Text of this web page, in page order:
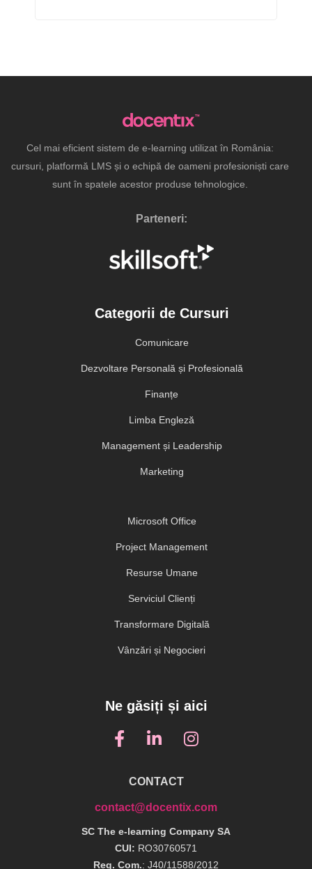
Cel mai eficient sistem de e-learning utilizat în România:
cursuri, platformă LMS și o echipă de oameni profesioniști care
sunt în spatele acestor produse tehnologice.
Parteneri:
Categorii de Cursuri
Comunicare
Dezvoltare Personală și Profesională
Finanțe
Limba Engleză
Management și Leadership
Marketing
Microsoft Office
Project Management
Resurse Umane
Serviciul Clienți
Transformare Digitală
Vânzări și Negocieri
Ne găsiți și aici
CONTACT
contact@docentix.com
SC The e-learning Company SA
CUI: RO30760571
Reg. Com.: J40/11588/2012